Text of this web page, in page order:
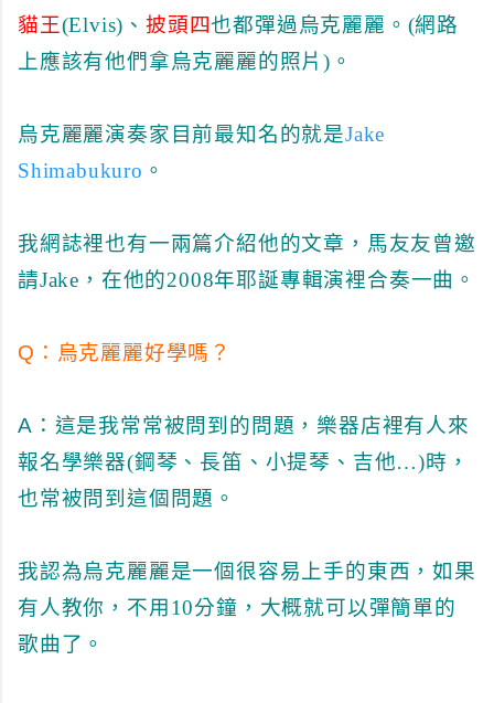
貓王(Elvis)、披頭四也都彈過烏克麗麗。(網路
上應該有他們拿烏克麗麗的照片)。
烏克麗麗演奏家目前最知名的就是Jake
Shimabukuro 。
我網誌裡也有一兩篇介紹他的文章，馬友友曾邀
請Jake，在他的2008年耶誕專輯演裡合奏一曲。
Q： 烏克麗麗好學嗎？
A： 這是我常常被問到的問題，樂器店裡有人來
報名學樂器(鋼琴、長笛、小提琴、吉他…)時，
也常被問到這個問題。
我認為烏克麗麗是一個很容易上手的東西，如果
有人教你，不用10分鐘，大概就可以彈簡單的
歌曲了。